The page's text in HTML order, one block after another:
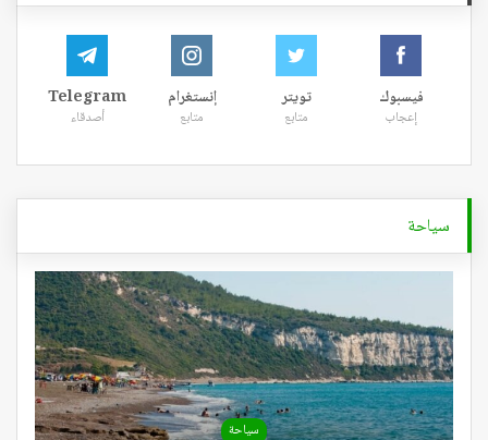
فيسبوك
إعجاب
تويتر
متابع
إنستغرام
متابع
Telegram
أصدقاء
سياحة
سياحة